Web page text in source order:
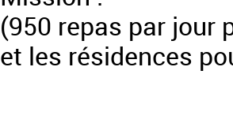
(950 repas par jour
et les résidences